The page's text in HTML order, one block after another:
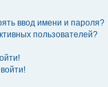
ввод имени и пароля?
пользователей?